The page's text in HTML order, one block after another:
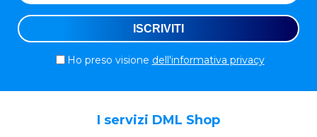
Ho preso visione dell'informativa privacy
I servizi DML Shop